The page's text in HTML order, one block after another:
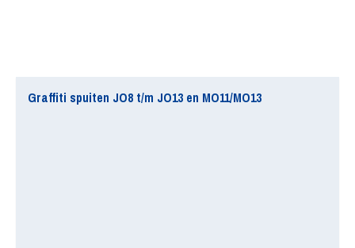
Graffiti spuiten JO8 t/m JO13 en MO11/MO13